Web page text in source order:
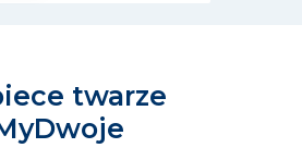
twarze